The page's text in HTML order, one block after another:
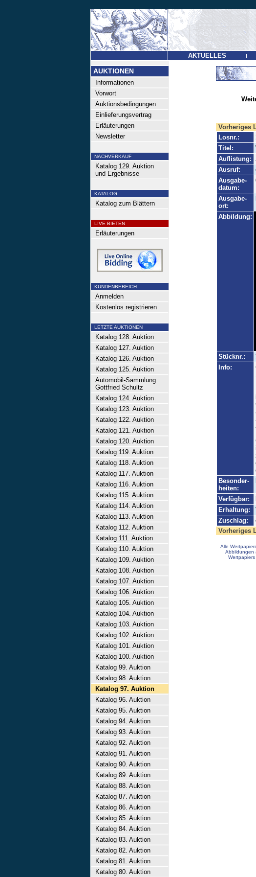
AKTUELLES |
AUKTIONEN
Informationen
Vorwort
Auktionsbedingungen
Einlieferungsvertrag
Erläuterungen
Newsletter
NACHVERKAUF
Katalog 129. Auktion
und Ergebnisse
KATALOG
Katalog zum Blättern
LIVE BIETEN
Erläuterungen
KUNDENBEREICH
Anmelden
Kostenlos registrieren
LETZTE AUKTIONEN
Katalog 128. Auktion
Katalog 127. Auktion
Katalog 126. Auktion
Katalog 125. Auktion
Automobil-Sammlung
Gottfried Schultz
Katalog 124. Auktion
Katalog 123. Auktion
Katalog 122. Auktion
Katalog 121. Auktion
Katalog 120. Auktion
Katalog 119. Auktion
Katalog 118. Auktion
Katalog 117. Auktion
Katalog 116. Auktion
Katalog 115. Auktion
Katalog 114. Auktion
Katalog 113. Auktion
Katalog 112. Auktion
Katalog 111. Auktion
Katalog 110. Auktion
Katalog 109. Auktion
Katalog 108. Auktion
Katalog 107. Auktion
Katalog 106. Auktion
Katalog 105. Auktion
Katalog 104. Auktion
Katalog 103. Auktion
Katalog 102. Auktion
Katalog 101. Auktion
Katalog 100. Auktion
Katalog 99. Auktion
Katalog 98. Auktion
Katalog 97. Auktion
Katalog 96. Auktion
Katalog 95. Auktion
Katalog 94. Auktion
Katalog 93. Auktion
Katalog 92. Auktion
Katalog 91. Auktion
Katalog 90. Auktion
Katalog 89. Auktion
Katalog 88. Auktion
Katalog 87. Auktion
Katalog 86. Auktion
Katalog 85. Auktion
Katalog 84. Auktion
Katalog 83. Auktion
Katalog 82. Auktion
Katalog 81. Auktion
Katalog 80. Auktion
Vorheriges
Losnr.:
Titel:
Auflistung:
Ausruf:
Ausgabe-
datum:
Ausgabe-
ort:
Abbildung:
Stücknr.:
Info:
Besonder-
heiten:
Verfügbar:
Erhaltung:
Zuschlag:
Vorheriges
Alle
Abbildungen